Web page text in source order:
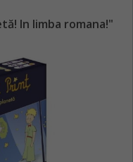
In limba romana!"